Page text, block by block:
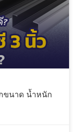
ขนาด น้ำหนัก